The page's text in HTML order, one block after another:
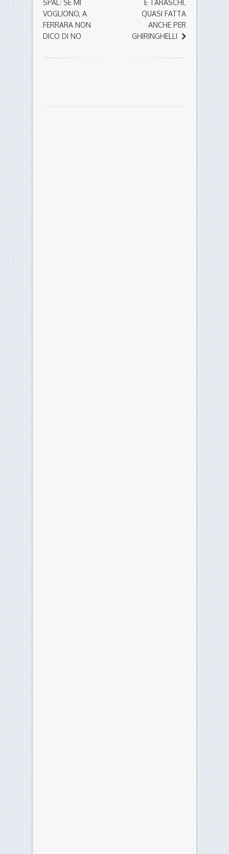
SPAL: SE MI
VOGLIONO, A
FERRARA NON
DICO DI NO
E TARASCHI.
QUASI FATTA
ANCHE PER
GHIRINGHELLI